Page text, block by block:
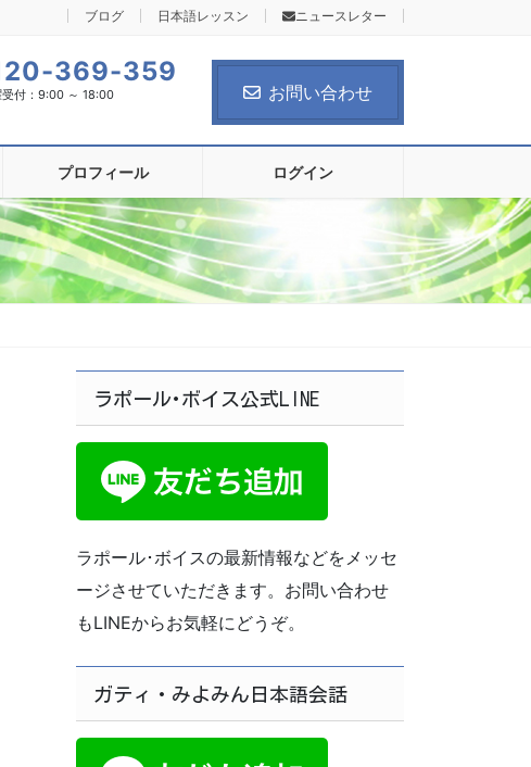
ブログ 日本語レッスン ニュースレター
369-359
受付：9:00 ～ 18:00 お問い合わせ
プロフィール ログイン
ラポール･ボイス公式LINE
ラポール･ボイスの最新情報などをメッセ
ージさせていただきます。お問い合わせ
もLINEからお気軽にどうぞ。
ガティ・みよみん日本語会話